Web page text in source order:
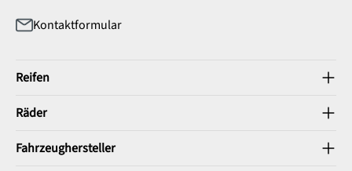
Kontaktformular
Reifen
Räder
Fahrzeughersteller